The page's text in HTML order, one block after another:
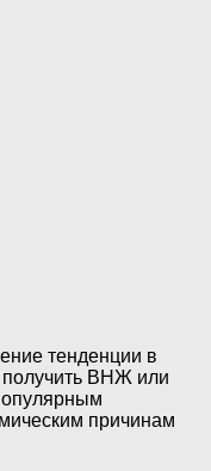
тенденции в
ВНЖ или
причинам